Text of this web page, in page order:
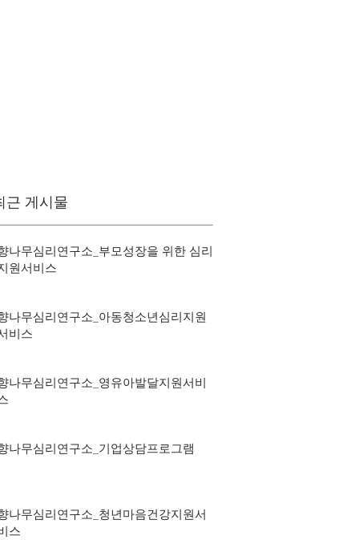
근 게시물
나무심리연구소_부모성장을 위한 심리
원서비스
나무심리연구소_아동청소년심리지원
비스
나무심리연구소_영유아발달지원서비
나무심리연구소_기업상담프로그램
나무심리연구소_청년마음건강지원서
스